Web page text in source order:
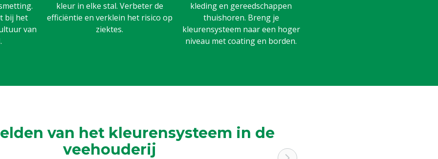
bij het
van
kleur in elke stal. Verbeter de
efficiëntie en verklein het risico op
ziektes.
kleding en gereedschappen
thuishoren. Breng je
kleurensysteem naar een hoger
niveau met coating en borden.
van het kleurensysteem in de
veehouderij